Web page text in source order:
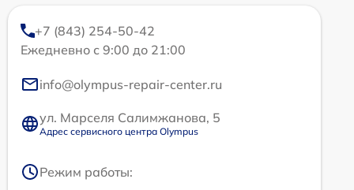
+7 (843) 254-50-42
Ежедневно с 9:00 до 21:00
info@olympus-repair-center.ru
ул. Марселя Салимжанова, 5
Адрес сервисного центра Olympus
Режим работы: